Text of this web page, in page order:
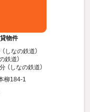
物件
しなの鉄道）
鉄道）
分 （しなの鉄道）
柳184-1